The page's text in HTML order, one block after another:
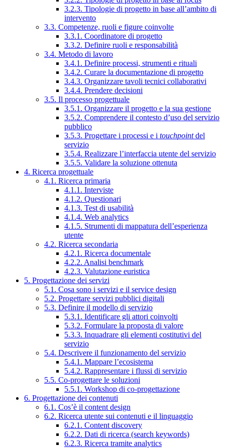
3.2.3. Tipologie di progetto in base all’ambito di
intervento
3.3. Competenze, ruoli e figure coinvolte
3.3.1. Coordinatore di progetto
3.3.2. Definire ruoli e responsabilità
3.4. Metodo di lavoro
3.4.1. Definire processi, strumenti e rituali
3.4.2. Curare la documentazione di progetto
3.4.3. Organizzare tavoli tecnici collaborativi
3.4.4. Prendere decisioni
3.5. Il processo progettuale
3.5.1. Organizzare il progetto e la sua gestione
3.5.2. Comprendere il contesto d’uso del servizio
pubblico
3.5.3. Progettare i processi e i touchpointdel
servizio
3.5.4. Realizzare l’interfaccia utente del servizio
3.5.5. Validare la soluzione ottenuta
4. Ricerca progettuale
4.1. Ricerca primaria
4.1.1. Interviste
4.1.2. Questionari
4.1.3. Test di usabilità
4.1.4. Web analytics
4.1.5. Strumenti di mappatura dell’esperienza
utente
4.2. Ricerca secondaria
4.2.1. Ricerca documentale
4.2.2. Analisi benchmark
4.2.3. Valutazione euristica
5. Progettazione dei servizi
5.1. Cosa sono i servizi e il service design
5.2. Progettare servizi pubblici digitali
5.3. Definire il modello di servizio
5.3.1. Identificare gli attori coinvolti
5.3.2. Formulare la proposta di valore
5.3.3. Inquadrare gli elementi costitutivi del
servizio
5.4. Descrivere il funzionamento del servizio
5.4.1. Mappare l’ecosistema
5.4.2. Rappresentare i flussi di servizio
5.5. Co-progettare le soluzioni
5.5.1. Workshop di co-progettazione
6. Progettazione dei contenuti
6.1. Cos’è il content design
6.2. Ricerca utente sui contenuti e il linguaggio
6.2.1. Content discovery
6.2.2. Dati di ricerca (search keywords)
6.2.3. Ricerca tramite analytics